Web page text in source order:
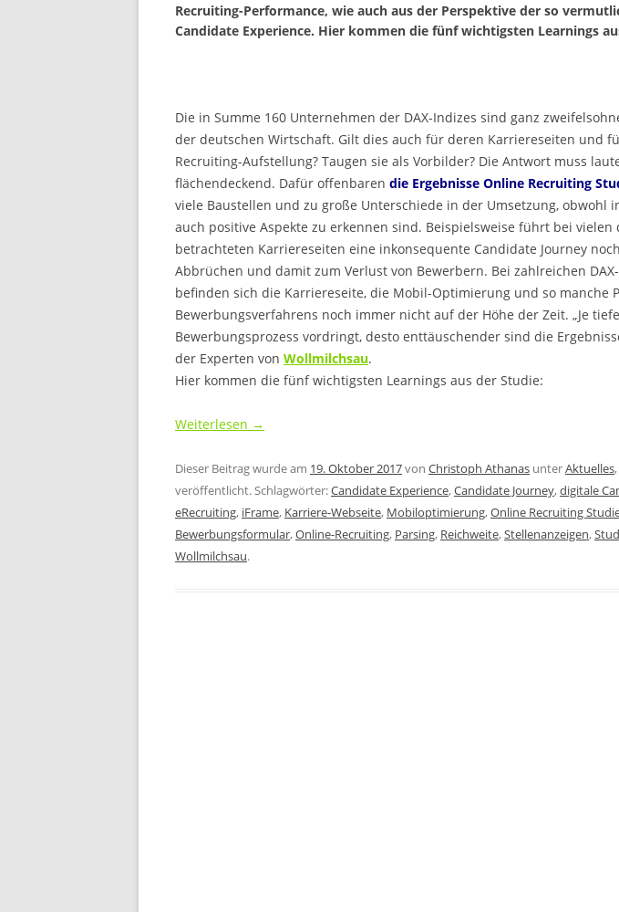
Recruiting-Performance, wie auch aus der Perspektive der so
Candidate Experience. Hier kommen die fünf wichtigsten Learnings
Die in Summe 160 Unternehmen der DAX-Indizes sind ganz
der deutschen Wirtschaft. Gilt dies auch für deren Karriereseiten und
Recruiting-Aufstellung? Taugen sie als Vorbilder? Die Antwort muss
flächendeckend. Dafür offenbaren die Ergebnisse Online Recruiting
viele Baustellen und zu große Unterschiede in der Umsetzung, obwohl
auch positive Aspekte zu erkennen sind. Beispielsweise führt bei
betrachteten Karriereseiten eine inkonsequente Candidate Journey
Abbrüchen und damit zum Verlust von Bewerbern. Bei zahlreichen
befinden sich die Karriereseite, die Mobil-Optimierung und so manche
Bewerbungsverfahrens noch immer nicht auf der Höhe der Zeit. „Je
Bewerbungsprozess vordringt, desto enttäuschender sind die
der Experten von Wollmilchsau.
Hier kommen die fünf wichtigsten Learnings aus der Studie:
Weiterlesen →
Dieser Beitrag wurde am 19. Oktober 2017von Christoph Athanas unterAktuelles,
veröffentlicht. Schlagwörter:Candidate Experience,Candidate Journey,digitale
eRecruiting, iFrame, Karriere-Webseite, Mobiloptimierung,Online Recruiting
Bewerbungsformular,Online-Recruiting, Parsing, Reichweite,Stellenanzeigen,
Wollmilchsau.